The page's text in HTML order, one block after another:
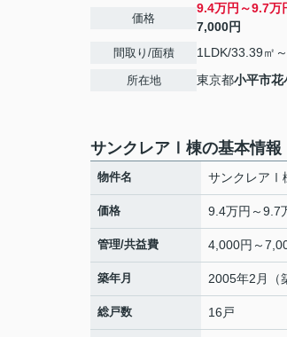
価格
9.4万円～9.7万
7,000円
間取り/面積 1LDK/33.39㎡
所在地 東京都小平市花
サンクレアⅠ棟の基本情報
物件名 サンクレアⅠ
価格 9.4万円～9.7
管理/共益費 4,000円～
築年月 2005年2月（
総戸数 16戸